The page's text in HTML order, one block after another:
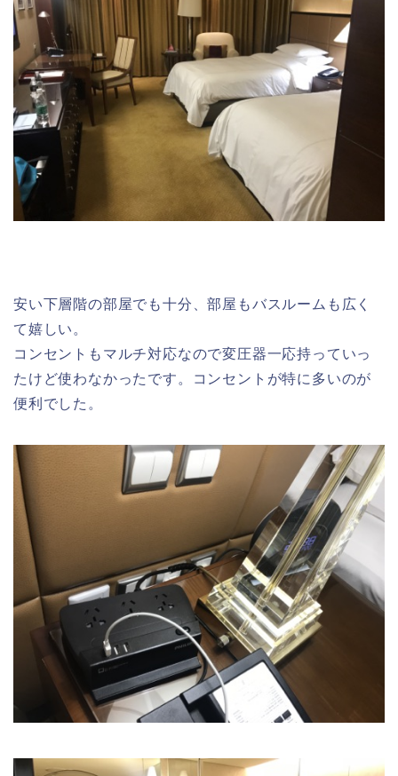
安い下層階の部屋でも十分、部屋もバスルームも広く
て嬉しい。
コンセントもマルチ対応なので変圧器一応持っていっ
たけど使わなかったです。コンセントが特に多いのが
便利でした。